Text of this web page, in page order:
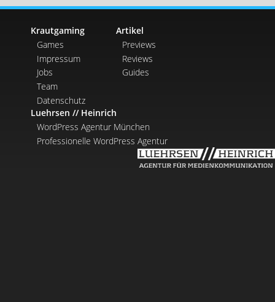
Krautgaming
Games
Impressum
Jobs
Team
Datenschutz
Artikel
Previews
Reviews
Guides
Luehrsen // Heinrich
WordPress Agentur München
Professionelle WordPress Agentur